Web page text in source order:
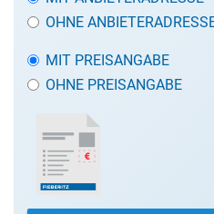
OHNE
MIT PREISANGABE
OHNE PREISANGABE